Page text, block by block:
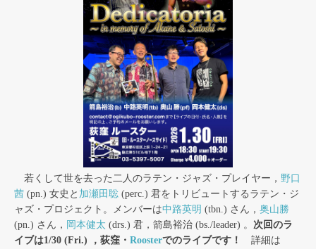
若くして世を去った二人のラテン・ジャズ・プレイヤー， 野口
茜 (pn.) 女史と 加瀬田聡 (perc.) 君をトリビュートするラテン・ジ
ャズ・プロジェクト。メンバーは中路英明 (tbn.) さん， 奥山勝
(pn.) さん， 岡本健太 (drs.) 君，箭島裕治 (bs./leader) 。 次回のラ
イブは1/30 (Fri.) ，荻窪・ Roosterでのライブです！ 詳細は